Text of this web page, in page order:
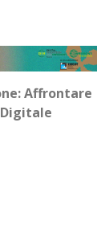
Affrontare